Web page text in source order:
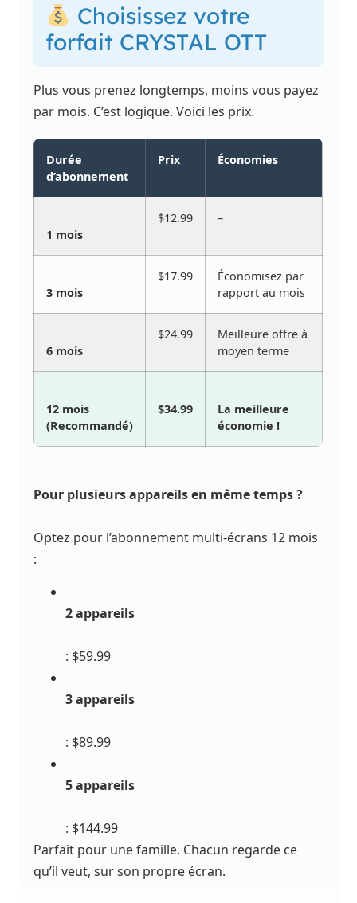
Choisissez votre
forfait CRYSTAL OTT
Plus vous prenez longtemps, moins vous payez
par mois. C’est logique. Voici les prix.
Durée
d’abonnement
Prix Économies
1 mois
$12.99 –
3 mois
$17.99
Économisez par
rapport au mois
6 mois
$24.99
Meilleure offre à
moyen terme
12 mois
(Recommandé)
$34.99
La meilleure
économie !
Pour plusieurs appareils en même temps ?
Optez pour l’abonnement multi-écrans 12 mois
:
2 appareils
: $59.99
3 appareils
: $89.99
5 appareils
: $144.99
Parfait pour une famille. Chacun regarde ce
qu’il veut, sur son propre écran.